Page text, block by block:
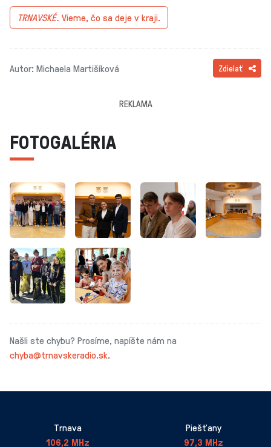
TRNAVSKÉ. Vieme, čo sa deje v kraji.
Autor: Michaela Martišíková Zdielať
REKLAMA
FOTOGALÉRIA
Našli ste chybu? Prosíme, napíšte nám na
chyba@trnavskeradio.sk.
Trnava
106,2 MHz
Piešťany
97,3 MHz